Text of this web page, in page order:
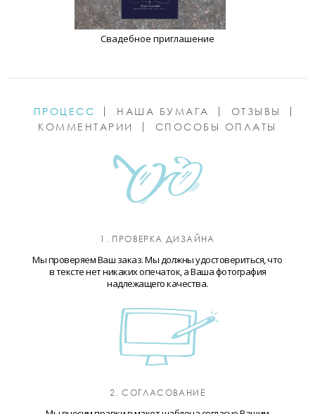
Свадебное приглашение
ПРОЦЕСС НАША БУМАГА
ОТЗЫВЫ
КОММЕНТАРИИ
СПОСОБЫ ОПЛАТЫ
1. ПРОВЕРКА ДИЗАЙНА
Мы проверяем Ваш заказ. Мы должны удостовериться, что
в тексте нет никаких опечаток, а Ваша фотография
надлежащего качества.
2. СОГЛАСОВАНИЕ